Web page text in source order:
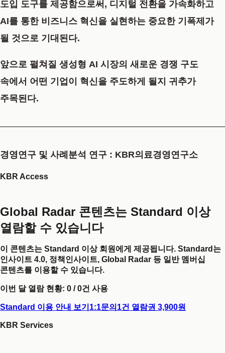
도입 도구를 제공함으로써, 디지털 전환을 가속화하고
AI를 통한 비즈니스 혁신을 실현하는 중요한 기폭제가
될 것으로 기대된다.
앞으로 펼쳐질 생성형 AI 시장의 새로운 경쟁 구도
속에서 어떤 기업이 혁신을 주도하게 될지 귀추가
주목된다.
경영연구 및 사례분석 연구 : KBR의료경영연구소
KBR Access
Global Radar 콘텐츠는 Standard 이상
열람할 수 있습니다
이 콘텐츠는 Standard 이상 회원에게 제공됩니다. Standard는
인사이트 4.0, 정책인사이트, Global Radar 등 일반 멤버십
콘텐츠를 이용할 수 있습니다.
이번 달 열람 현황: 0 /0건 사용
Standard 이용 안내 보기 1:1문의 1건 열람권 3,900원
KBR Services